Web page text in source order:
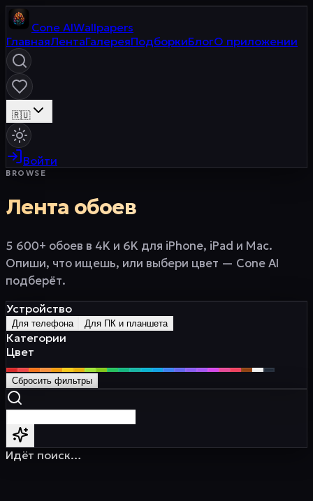
Cone AIWallpapers
ГлавнаяЛентаГалереяПодборкиБлогО приложении
🇷🇺
Войти
BROWSE
Лента обоев
5 600+ обоев в 4K и 6K для iPhone, iPad и Mac.
Опиши, что ищешь, или выбери цвет — Cone AI
подберёт.
Устройство
Для телефона Для ПК и планшета
Категории
Цвет
Сбросить фильтры
Идёт поиск…